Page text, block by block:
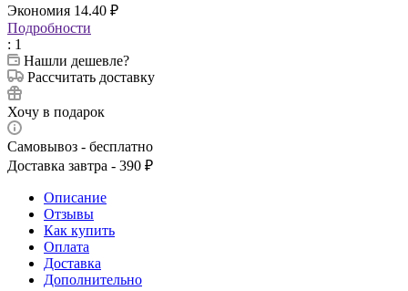
Экономия 14.40 ₽
Подробности
: 1
Нашли дешевле?
Рассчитать доставку
Хочу в подарок
Самовывоз - бесплатно
Доставка завтра - 390 ₽
Описание
Отзывы
Как купить
Оплата
Доставка
Дополнительно